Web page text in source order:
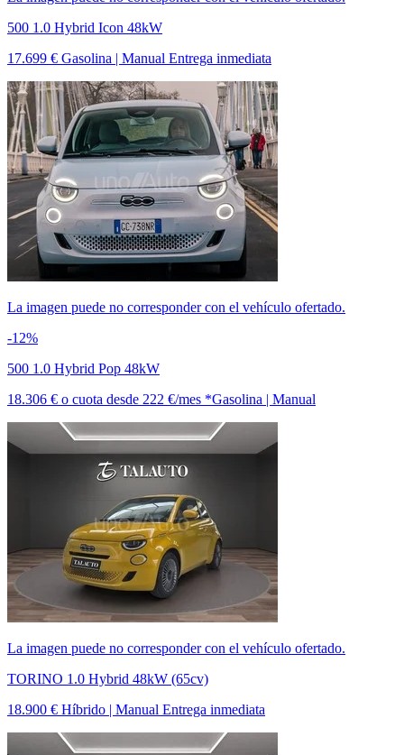
500 1.0 Hybrid Icon 48kW
17.699 € Gasolina | Manual Entrega inmediata
La imagen puede no corresponder con el vehículo ofertado.
-12%
500 1.0 Hybrid Pop 48kW
18.306 € o cuota desde 222 €/mes *Gasolina | Manual
La imagen puede no corresponder con el vehículo ofertado.
TORINO 1.0 Hybrid 48kW (65cv)
18.900 € Híbrido | Manual Entrega inmediata